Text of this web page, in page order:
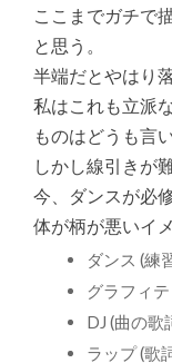
ここまでガチで
と思う。
半端だとやはり
私はこれも立派
ものはどうも言
しかし線引きが
今、ダンスが必
体が柄が悪いイ
ダンス (練
グラフィ
DJ (曲の歌
ラップ (歌